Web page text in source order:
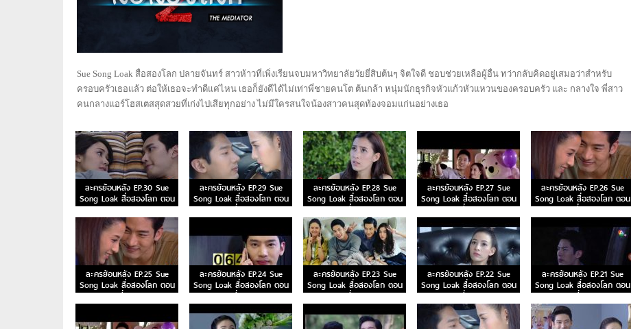
Sue Song Loak สื่อสองโลก ปลายจันทร์ สาวห้าวที่เพิ่งเรียนจบมหาวิทยาลัยวัยยี่สิบต้นๆ จิตใจดี ชอบช่วยเหลือผู้อื่น ทว่ากลับคิดอยู่เสมอว่าสำหรับ
ครอบครัวเธอแล้ว ต่อให้เธอจะทำดีแค่ไหน เธอก็ยังดีได้ไม่เท่าพี่ชายคนโต ต้นกล้า หนุ่มนักธุรกิจหัวแก้วหัวแหวนของครอบครัว และ กลางใจ พี่สาว
คนกลางแอร์โฮสเตสสุดสวยที่เก่งไปเสียทุกอย่าง ไม่มีใครสนใจน้องสาวคนสุดท้องจอมแก่นอย่างเธอ
ละครย้อนหลัง EP.30 Sue
Song Loak สื่อสองโลก ตอน
จบ
ละครย้อนหลัง EP.29 Sue
Song Loak สื่อสองโลก ตอน
ที่ 29
ละครย้อนหลัง EP.28 Sue
Song Loak สื่อสองโลก ตอน
ที่ 28
ละครย้อนหลัง EP.27 Sue
Song Loak สื่อสองโลก ตอน
ที่ 27
ละครย้อนหลัง EP.26 Sue
Song Loak สื่อสองโลก ตอน
ที่ 26
ละครย้อนหลัง EP.25 Sue
Song Loak สื่อสองโลก ตอน
ที่ 25
ละครย้อนหลัง EP.24 Sue
Song Loak สื่อสองโลก ตอน
ที่ 24
ละครย้อนหลัง EP.23 Sue
Song Loak สื่อสองโลก ตอน
ที่ 23
ละครย้อนหลัง EP.22 Sue
Song Loak สื่อสองโลก ตอน
ที่ 22
ละครย้อนหลัง EP.21 Sue
Song Loak สื่อสองโลก ตอน
ที่ 21